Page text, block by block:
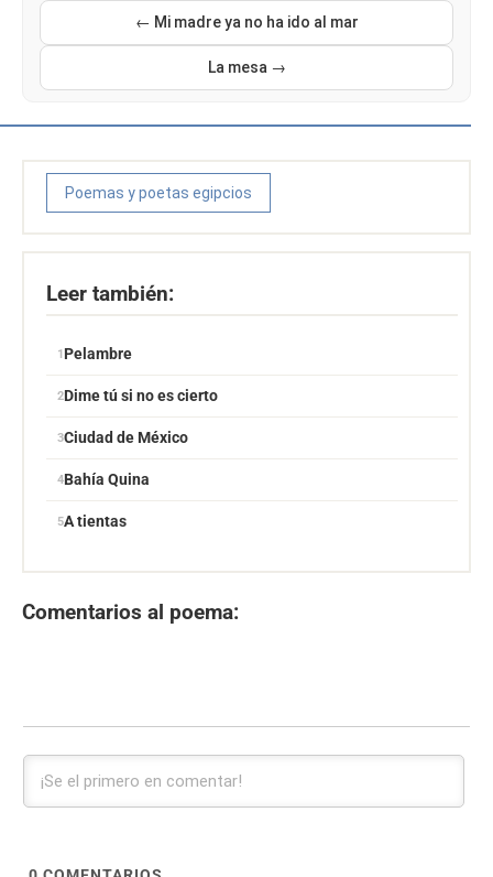
← Mi madre ya no ha ido al mar
La mesa →
Poemas y poetas egipcios
Leer también:
Pelambre
Dime tú si no es cierto
Ciudad de México
Bahía Quina
A tientas
Comentarios al poema: